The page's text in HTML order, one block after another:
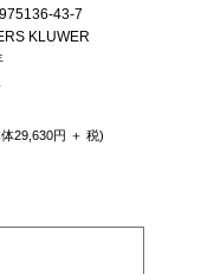
43-7
KLUWER
29,630円 ＋ 税)